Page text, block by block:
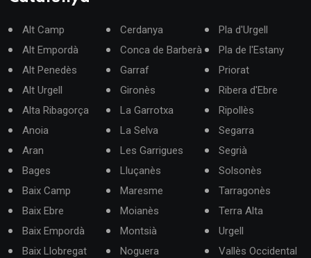
Alt Camp
Alt Empordà
Alt Penedès
Alt Urgell
Alta Ribagorça
Anoia
Aran
Bages
Baix Camp
Baix Ebre
Baix Empordà
Baix Llobregat
Cerdanya
Conca de Barberà
Garraf
Gironès
La Garrotxa
La Selva
Les Garrigues
Lluçanès
Maresme
Moianès
Montsià
Noguera
Pla d'Urgell
Pla de l'Estany
Priorat
Ribera d'Ebre
Ripollès
Segarra
Segrià
Solsonès
Tarragonès
Terra Alta
Urgell
Vallès Occidental